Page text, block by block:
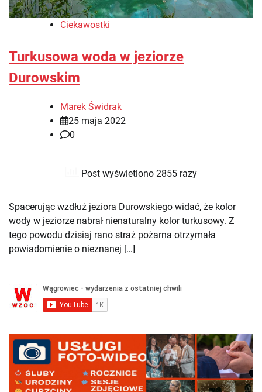
Ciekawostki
Turkusowa woda w jeziorze
Durowskim
Marek Świdrak
25 maja 2022
0
Post wyświetlono 2855 razy
Spacerując wzdłuż jeziora Durowskiego widać, że kolor
wody w jeziorze nabrał nienaturalny kolor turkusowy. Z
tego powodu dzisiaj rano straż pożarna otrzymała
powiadomienie o nieznanej […]